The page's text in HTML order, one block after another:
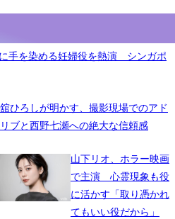
手を染める妊婦役を熱演 シンガポ
舘ひろしが明かす、撮影現場でのアド
リブと西野七瀬への絶大な信頼感
山下リオ、ホラー映画
で主演 心霊現象も役
に活かす「取り憑かれ
てもいい役だから」